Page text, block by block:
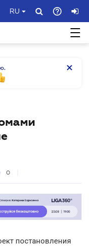
RU
0
постановления